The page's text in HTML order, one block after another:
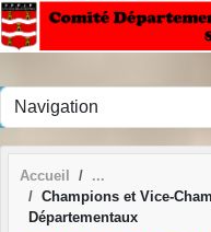
Accueil
Champions et Vice-
Départementaux
Panneau de gestion des